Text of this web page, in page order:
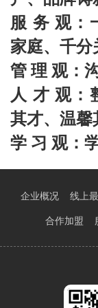
服 务 观：
家庭、千分
管 理 观：
人 才 观：
其才、温馨
学 习 观：
企业概况 线上
合作加盟